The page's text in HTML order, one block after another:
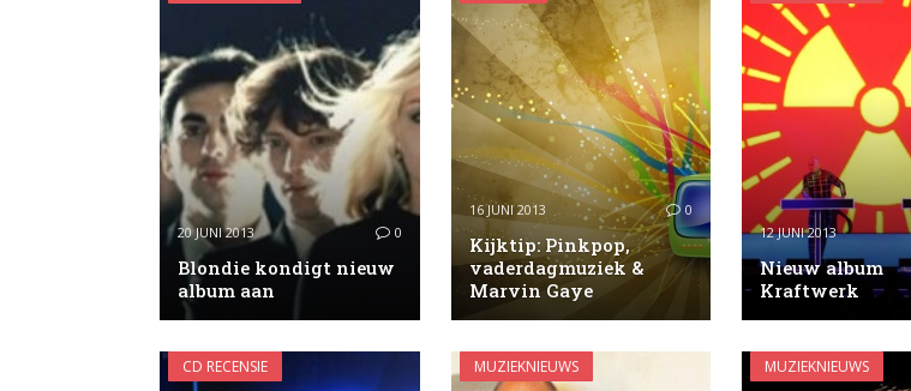
20 JUNI 2013 0
Blondie kondigt nieuw
album aan
16 JUNI 2013 0
Kijktip: Pinkpop,
vaderdagmuziek &
Marvin Gaye
12 JUNI 2013
Nieuw album
Kraftwerk
CD RECENSIE MUZIEKNIEUWS MUZIEKNIEUWS